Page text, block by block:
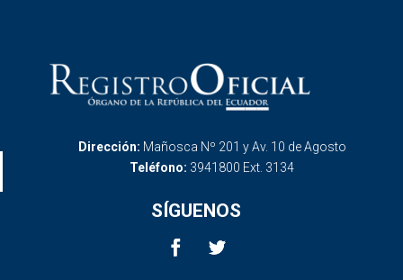
Dirección: Mañosca Nº 201 y Av. 10 de Agosto
Teléfono: 3941800 Ext. 3134
SÍGUENOS